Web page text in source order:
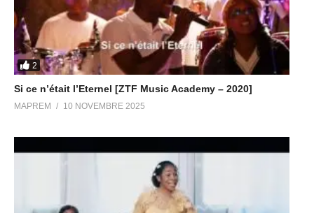
2
Si ce n’était l’Eternel [ZTF Music Academy – 2020]
MAPREM 10 NOVEMBRE 2025